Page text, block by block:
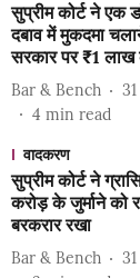
सुप्रीम कोर्ट ने एक
दबाव में मुकदमा
सरकार पर ₹1 लाख
Bar & Bench
4 min read
वादकरण
सुप्रीम कोर्ट ने
करोड़ के जुर्माने को
बरकरार रखा
Bar & Bench